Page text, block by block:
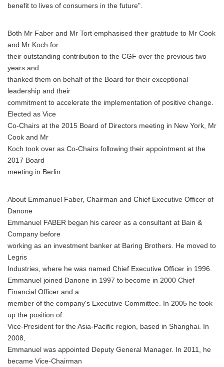
benefit to lives of consumers in the future".
Both Mr Faber and Mr Tort emphasised their gratitude to Mr Cook
and Mr Koch for
their outstanding contribution to the CGF over the previous two
years and
thanked them on behalf of the Board for their exceptional
leadership and their
commitment to accelerate the implementation of positive change.
Elected as Vice
Co-Chairs at the 2015 Board of Directors meeting in New York, Mr
Cook and Mr
Koch took over as Co-Chairs following their appointment at the
2017 Board
meeting in Berlin.
About Emmanuel Faber, Chairman and Chief Executive Officer of
Danone
Emmanuel FABER began his career as a consultant at Bain &
Company before
working as an investment banker at Baring Brothers. He moved to
Legris
Industries, where he was named Chief Executive Officer in 1996.
Emmanuel joined Danone in 1997 to become in 2000 Chief
Financial Officer and a
member of the company's Executive Committee. In 2005 he took
up the position of
Vice-President for the Asia-Pacific region, based in Shanghai. In
2008,
Emmanuel was appointed Deputy General Manager. In 2011, he
became Vice-Chairman